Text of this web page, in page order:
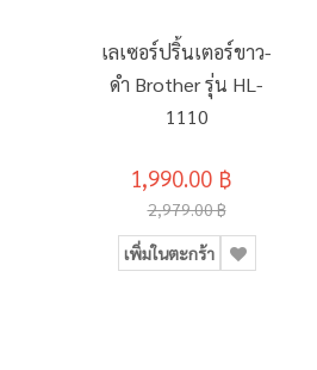
เลเซอร์ปริ้นเตอร์ขาว-
ดำ Brother รุ่น HL-
1110
1,990.00 ฿
2,979.00 ฿
เพิ่มในตะกร้า